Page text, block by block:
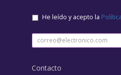
He leído y acepto la
Contacto